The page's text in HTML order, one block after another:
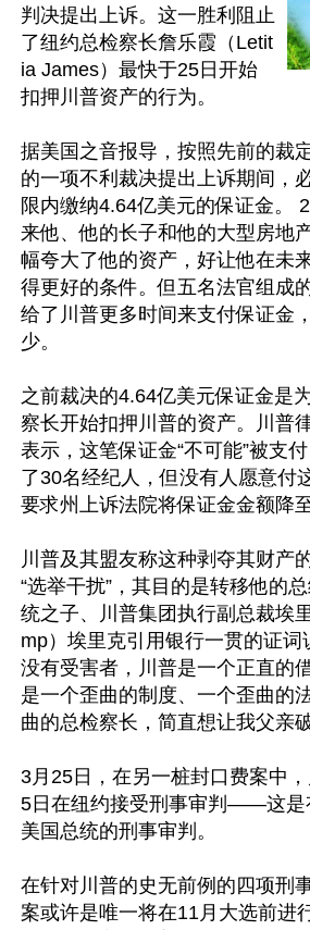
判决提出上诉。这一胜利阻止
了纽约总检察长詹乐霞（Letit
ia James）最快于25日开始
扣押川普资产的行为。
据美国之音报导，按照先前的裁
的一项不利裁决提出上诉期间，
限内缴纳4.64亿美元的保证金。
来他、他的长子和他的大型房地
幅夸大了他的资产，好让他在未
得更好的条件。但五名法官组成
给了川普更多时间来支付保证金
少。
之前裁决的4.64亿美元保证金是
察长开始扣押川普的资产。川普
表示，这笔保证金“不可能”被支
了30名经纪人，但没有人愿意付
要求州上诉法院将保证金金额降
川普及其盟友称这种剥夺其财产
“选举干扰”，其目的是转移他的
统之子、川普集团执行副总裁埃
mp）埃里克引用银行一贯的证词
没有受害者，川普是一个正直的
是一个歪曲的制度、一个歪曲的
曲的总检察长，简直想让我父亲
3月25日，在另一桩封口费案中
5日在纽约接受刑事审判——这是
美国总统的刑事审判。
在针对川普的史无前例的四项刑
案或许是唯一将在11月大选前进